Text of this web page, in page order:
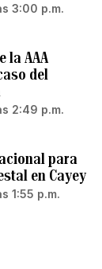
3:00 p.m.
la AAA
del
2:49 p.m.
para
en Cayey
1:55 p.m.